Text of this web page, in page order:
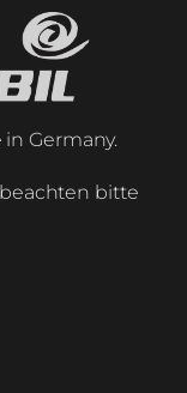
Germany.
beachten bitte